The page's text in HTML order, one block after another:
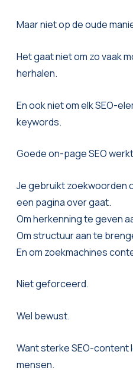
Maar niet op de oude
Het gaat niet om zo vaak
herhalen.
En ook niet om elk SEO-
keywords.
Goede on-page SEO
Je gebruikt zoekwoorden
een pagina over gaat.
Om herkenning te geven
Om structuur aan te
En om zoekmachines
Niet geforceerd.
Wel bewust.
Want sterke SEO-content
mensen.